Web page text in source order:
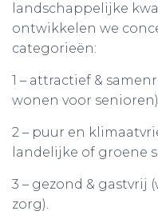
landschappelijke
ontwikkelen we
categorieën:
1 – attractief &
wonen voor
2 – puur en
landelijke of groene
3 – gezond & gastvrij
zorg).